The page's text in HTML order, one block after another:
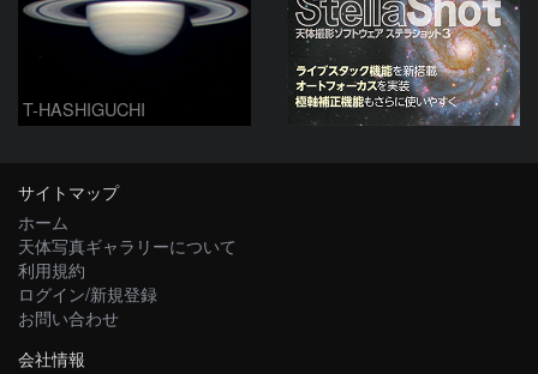
T-HASHIGUCHI
サイトマップ
ホーム
天体写真ギャラリーについて
利用規約
ログイン/新規登録
お問い合わせ
会社情報